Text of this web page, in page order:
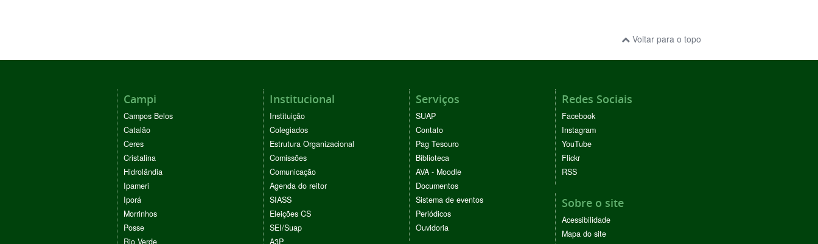
Voltar para o topo
Campi
Campos Belos
Catalão
Ceres
Cristalina
Hidrolândia
Ipameri
Iporá
Morrinhos
Posse
Rio Verde
Institucional
Instituição
Colegiados
Estrutura Organizacional
Comissões
Comunicação
Agenda do reitor
SIASS
Eleições CS
SEI/Suap
A3P
Serviços
SUAP
Contato
Pag Tesouro
Biblioteca
AVA - Moodle
Documentos
Sistema de eventos
Periódicos
Ouvidoria
Redes Sociais
Facebook
Instagram
YouTube
Flickr
RSS
Sobre o site
Acessibilidade
Mapa do site